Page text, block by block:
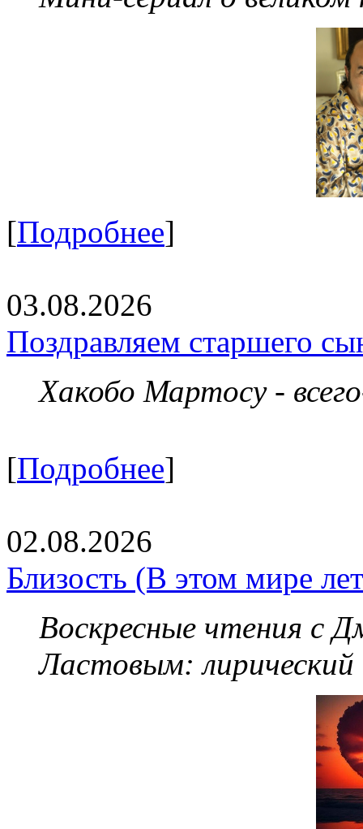
[Подробнее]
03.08.2026
Поздравляем старшего
Хакобо Мартосу -
[Подробнее]
02.08.2026
Близость (В этом мире
Воскресные чтения с
Ластовым: